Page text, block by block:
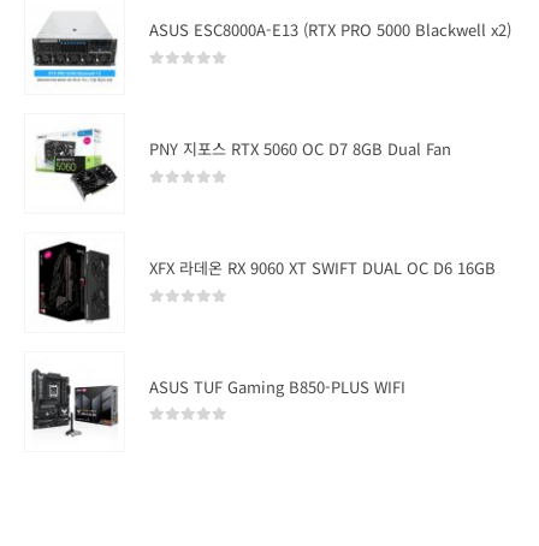
ASUS ESC8000A-E13 (RTX PRO 5000 Blackwell x2)
PNY 지포스 RTX 5060 OC D7 8GB Dual Fan
XFX 라데온 RX 9060 XT SWIFT DUAL OC D6 16GB
ASUS TUF Gaming B850-PLUS WIFI